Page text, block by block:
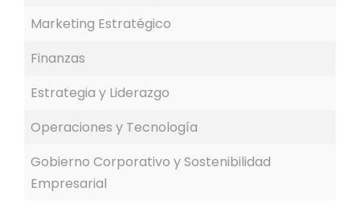
Marketing Estratégico
Finanzas
Estrategia y Liderazgo
Operaciones y Tecnología
Gobierno Corporativo y Sostenibilidad
Empresarial